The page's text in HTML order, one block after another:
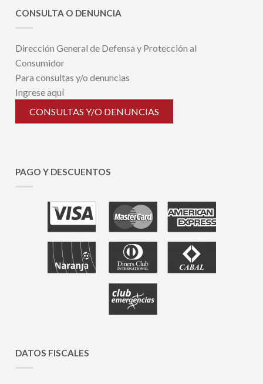
CONSULTA O DENUNCIA
Dirección General de Defensa y Protección al
Consumidor
Para consultas y/o denuncias
Ingrese aquí
CONSULTAS Y/O DENUNCIAS
PAGO Y DESCUENTOS
DATOS FISCALES